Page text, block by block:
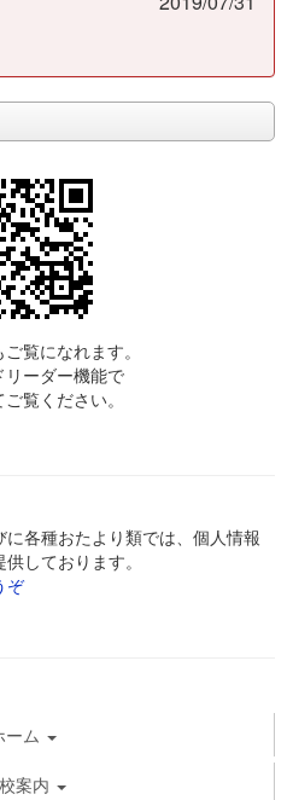
覧になれます。
リーダー機能で
覧ください。
各種おたより類では、個人情報
しております。
ぞ
ーム
案内